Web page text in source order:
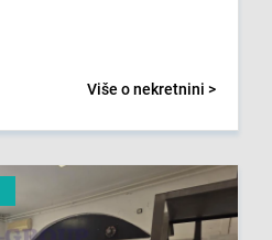
Više o nekretnini >